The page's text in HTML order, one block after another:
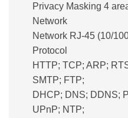
Privacy Masking 4
Network
Network RJ-45 (10/
Protocol
HTTP; TCP; ARP;
SMTP; FTP;
DHCP; DNS; DDNS;
UPnP; NTP;